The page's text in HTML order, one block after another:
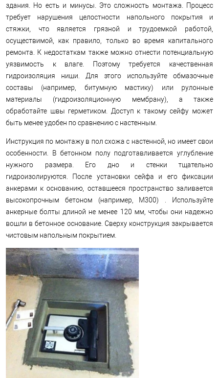
здания. Но есть и минусы. Это сложность монтажа. Процесс
требует нарушения целостности напольного покрытия и
стяжки, что является грязной и трудоемкой работой,
осуществимой, как правило, только во время капитального
ремонта. К недостаткам также можно отнести потенциальную
уязвимость к влаге. Поэтому требуется качественная
гидроизоляция ниши. Для этого используйте обмазочные
составы (например, битумную мастику) или рулонные
материалы (гидроизоляционную мембрану), а также
обработайте швы герметиком. Доступ к такому сейфу может
быть менее удобен по сравнению с настенным.
Инструкция по монтажу в пол схожа с настенной, но имеет свои
особенности. В бетонном полу подготавливается углубление
нужного размера. Его дно и стенки тщательно
гидроизолируются. После установки сейфа и его фиксации
анкерами к основанию, оставшееся пространство заливается
высокопрочным бетоном (например, М300) . Используйте
анкерные болты длиной не менее 120 мм, чтобы они надежно
вошли в бетонное основание. Сверху конструкция закрывается
чистовым напольным покрытием.